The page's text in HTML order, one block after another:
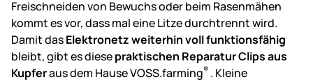
Freischneiden von Bewuchs oder beim Rasenmähen
kommt es vor, dass mal eine Litze durchtrennt wird.
Damit dasElektronetz weiterhin voll funktionsfähig
bleibt, gibt es diesepraktischen Reparatur Clips aus
Kupferaus dem Hause VOSS.farming® . Kleine